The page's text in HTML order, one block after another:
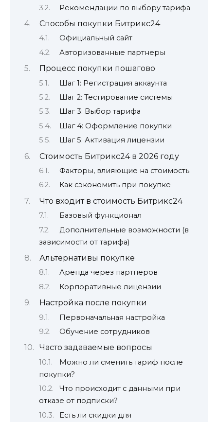
Рекомендации по выбору тарифа
Способы покупки Битрикс24
Официальный сайт
Авторизованные партнеры
Процесс покупки пошагово
Шаг 1: Регистрация аккаунта
Шаг 2: Тестирование системы
Шаг 3: Выбор тарифа
Шаг 4: Оформление покупки
Шаг 5: Активация лицензии
Стоимость Битрикс24 в 2026 году
Факторы, влияющие на стоимость
Как сэкономить при покупке
Что входит в стоимость Битрикс24
Базовый функционал
Дополнительные возможности (в
зависимости от тарифа)
Альтернативы покупке
Аренда через партнеров
Корпоративные лицензии
Настройка после покупки
Первоначальная настройка
Обучение сотрудников
Часто задаваемые вопросы
Можно ли сменить тариф после
покупки?
Что происходит с данными при
отказе от подписки?
Есть ли скидки для